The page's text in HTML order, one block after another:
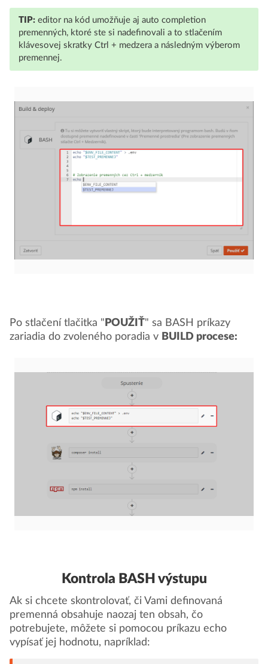
TIP:editor na kód umožňuje aj auto completion
premenných, ktoré ste si nadefinovali a to stlačením
klávesovej skratky Ctrl + medzera a následným výberom
premennej.
Po stlačení tlačitka " POUŽIŤ" sa BASH príkazy
zariadia do zvoleného poradia v BUILD procese:
Kontrola BASH výstupu
Ak si chcete skontrolovať, či Vami definovaná
premenná obsahuje naozaj ten obsah, čo
potrebujete, môžete si pomocou príkazu echo
vypísať jej hodnotu, napríklad: